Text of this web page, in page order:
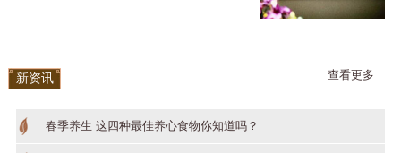
新资讯 查看更多
春季养生 这四种最佳养心食物你知道吗？